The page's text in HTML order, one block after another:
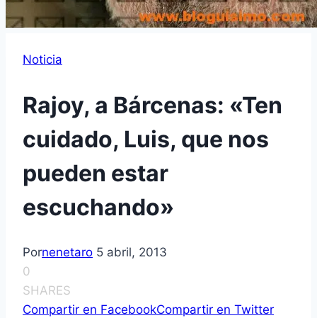
Noticia
Rajoy, a Bárcenas: «Ten
cuidado, Luis, que nos
pueden estar
escuchando»
Pornenetaro 5 abril, 2013
0
SHARES
Compartir en FacebookCompartir en Twitter